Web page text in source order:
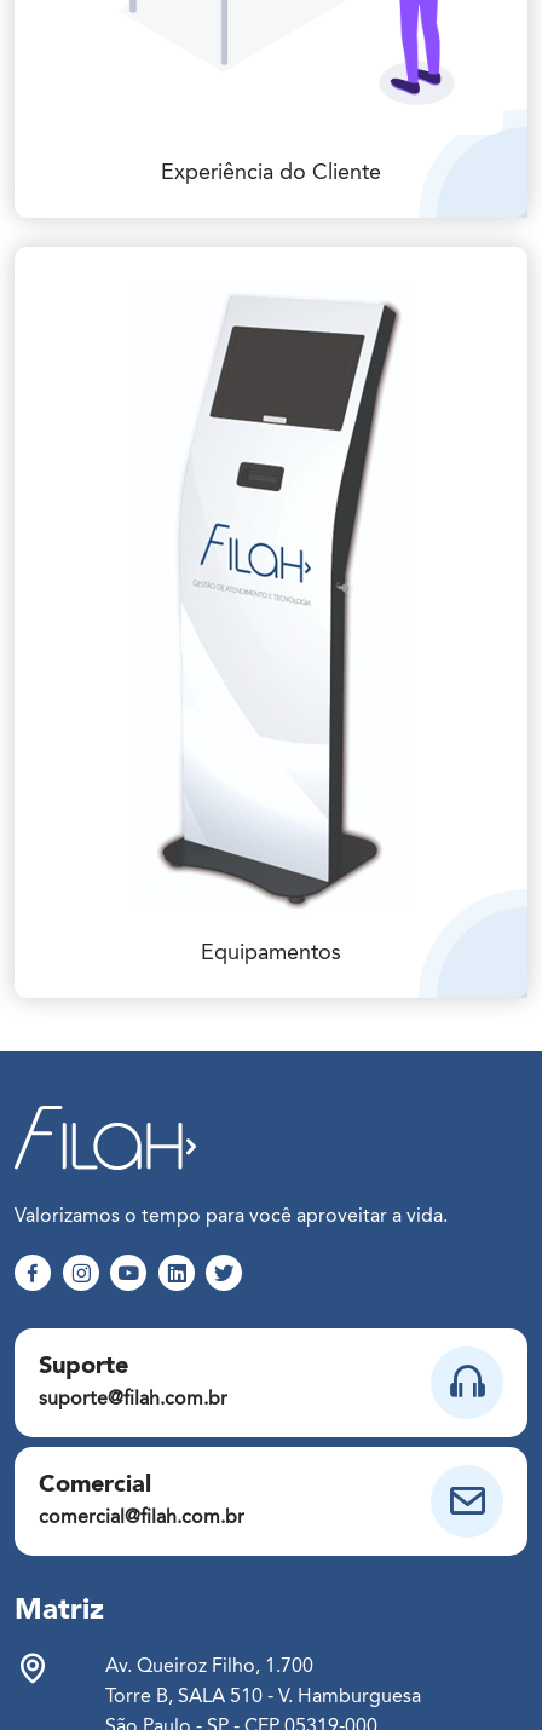
Experiência do Cliente
Equipamentos
Valorizamos o tempo para você aproveitar a vida.
Suporte
suporte@filah.com.br
Comercial
comercial@filah.com.br
Matriz
Av. Queiroz Filho, 1.700
Torre B, SALA 510 - V. Hamburguesa